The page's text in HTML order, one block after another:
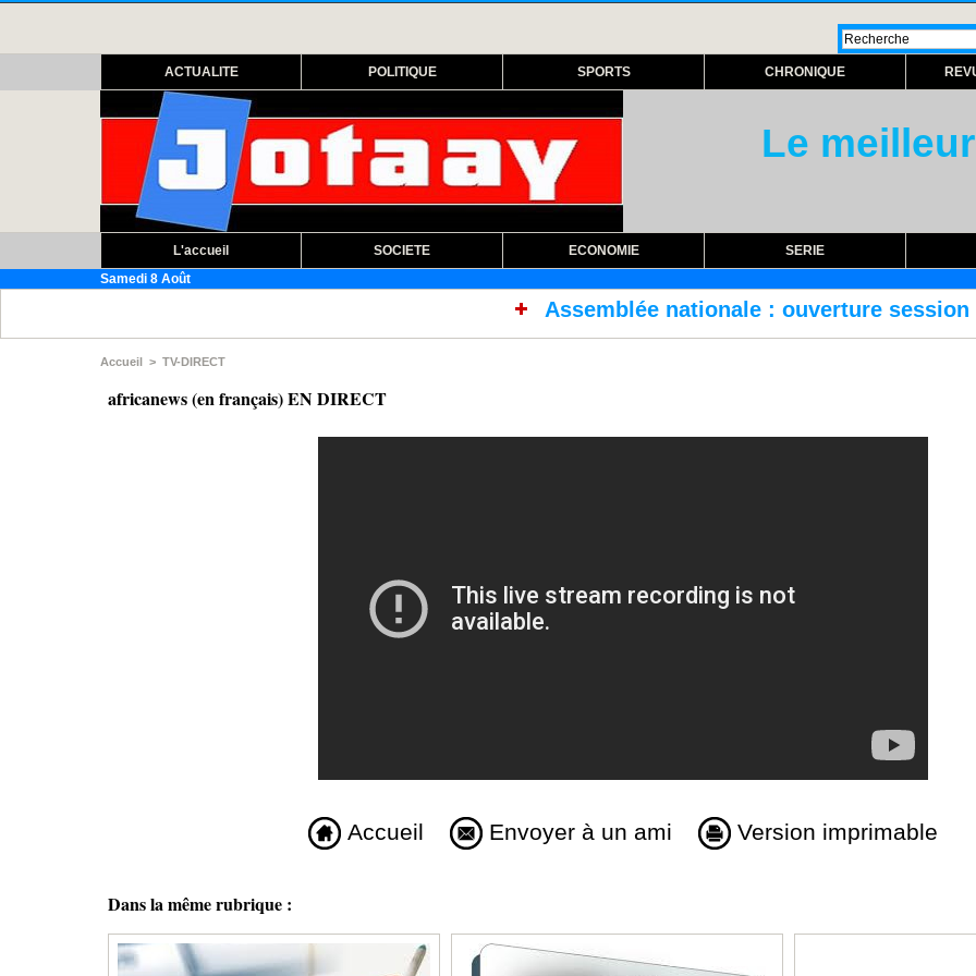
ACTUALITE POLITIQUE SPORTS CHRONIQUE
Le
L'accueil SOCIETE ECONOMIE SERIE
Samedi 8 Août
Assemblée nationale : ouverture session extraordinaire
Accueil > TV-DIRECT
africanews (en français) EN DIRECT
Accueil Envoyer à un ami Version imprimable
Dans la même rubrique :